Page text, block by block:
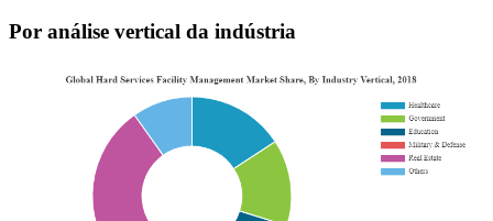
Por análise vertical da indústria